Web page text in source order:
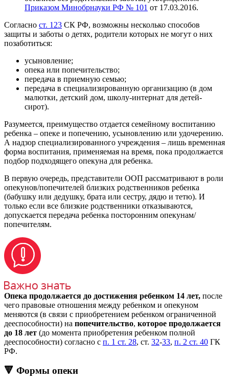
Приказом Минобрнауки РФ № 101 от 17.03.2016.
Согласно ст. 123 СК РФ, возможны несколько способов
защиты и заботы о детях, родители которых не могут о них
позаботиться:
усыновление;
опека или попечительство;
передача в приемную семью;
передача в специализированную организацию (в дом
малютки, детский дом, школу-интернат для детей-
сирот).
Разумеется, преимущество отдается семейному воспитанию
ребенка – опеке и попечению, усыновлению или удочерению.
А надзор специализированного учреждения – лишь временная
форма воспитания, применяемая на время, пока продолжается
подбор подходящего опекуна для ребенка.
В первую очередь, представители ООП рассматривают в роли
опекунов/попечителей близких родственников ребенка
(бабушку или дедушку, брата или сестру, дядю и тетю). И
только если все близкие родственники отказываются,
допускается передача ребенка посторонним опекунам/
попечителям.
Опека продолжается до достижения ребенком 14 лет, после
чего правовые отношения между ребенком и опекуном
меняются (в связи с приобретением ребенком ограниченной
дееспособности) на попечительство, которое продолжается
до 18 лет (до момента приобретения ребенком полной
дееспособности) согласно с п. 1 ст. 28, ст. 32-33, п. 2 ст. 40 ГК
РФ.
🔻 Формы опеки